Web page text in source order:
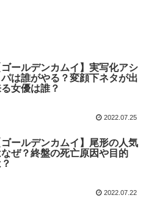
ゴールデンカムイ】実写化アシ
パは誰がやる？変顔下ネタが出
女優は誰？
2022.07.25
ゴールデンカムイ】尾形の人気
なぜ？終盤の死亡原因や目的
2022.07.22